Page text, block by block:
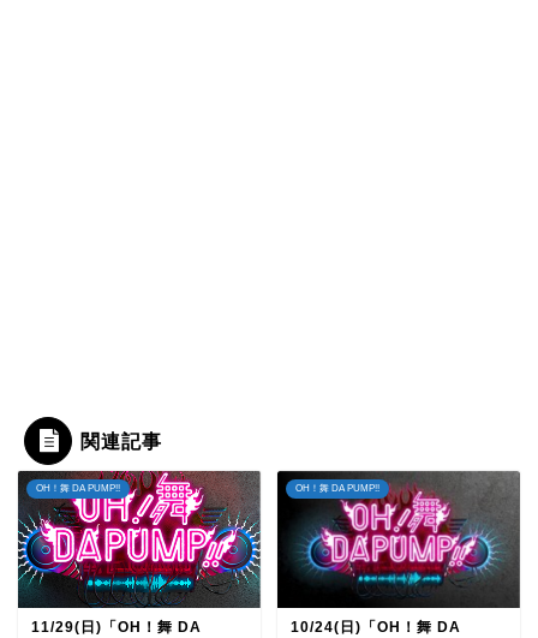
関連記事
OH！舞 DA PUMP!!
11/29(日)「OH！舞 DA
OH！舞 DA PUMP!!
10/24(日)「OH！舞 DA